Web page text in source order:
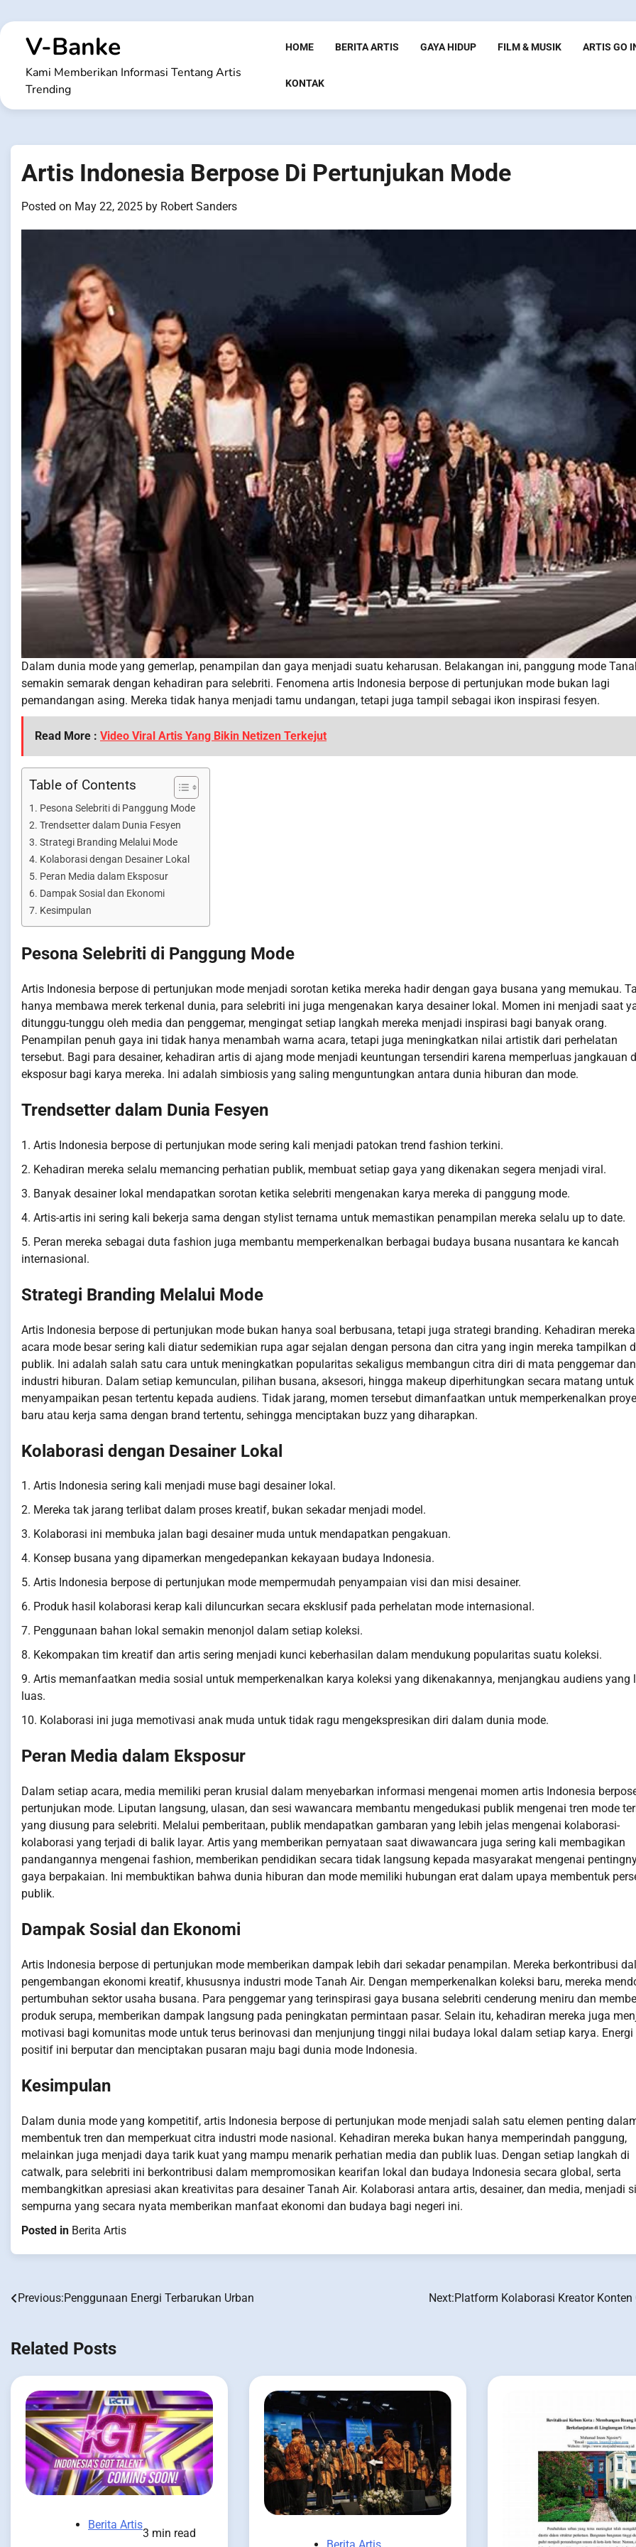
to
contentV-Banke
Kami Memberikan Informasi Tentang Artis
Trending
HOME BERITA ARTIS GAYA HIDUP FILM & MUSIK ARTIS GO
KONTAK
Artis Indonesia Berpose Di Pertunjukan Mode
Posted on May 22, 2025 by Robert Sanders
Dalam dunia mode yang gemerlap, penampilan dan gaya menjadi suatu keharusan. Belakangan ini, panggung mode
semakin semarak dengan kehadiran para selebriti. Fenomena artis Indonesia berpose di pertunjukan mode bukan lagi
pemandangan asing. Mereka tidak hanya menjadi tamu undangan, tetapi juga tampil sebagai ikon inspirasi fesyen.
Read More : Video Viral Artis Yang Bikin Netizen Terkejut
Table of Contents
Pesona Selebriti di Panggung Mode
Trendsetter dalam Dunia Fesyen
Strategi Branding Melalui Mode
Kolaborasi dengan Desainer Lokal
Peran Media dalam Eksposur
Dampak Sosial dan Ekonomi
Kesimpulan
Pesona Selebriti di Panggung Mode
Artis Indonesia berpose di pertunjukan mode menjadi sorotan ketika mereka hadir dengan gaya busana yang memukau.
hanya membawa merek terkenal dunia, para selebriti ini juga mengenakan karya desainer lokal. Momen ini menjadi saat
ditunggu-tunggu oleh media dan penggemar, mengingat setiap langkah mereka menjadi inspirasi bagi banyak orang.
Penampilan penuh gaya ini tidak hanya menambah warna acara, tetapi juga meningkatkan nilai artistik dari perhelatan
tersebut. Bagi para desainer, kehadiran artis di ajang mode menjadi keuntungan tersendiri karena memperluas jangkauan
eksposur bagi karya mereka. Ini adalah simbiosis yang saling menguntungkan antara dunia hiburan dan mode.
Trendsetter dalam Dunia Fesyen
1. Artis Indonesia berpose di pertunjukan mode sering kali menjadi patokan trend fashion terkini.
2. Kehadiran mereka selalu memancing perhatian publik, membuat setiap gaya yang dikenakan segera menjadi viral.
3. Banyak desainer lokal mendapatkan sorotan ketika selebriti mengenakan karya mereka di panggung mode.
4. Artis-artis ini sering kali bekerja sama dengan stylist ternama untuk memastikan penampilan mereka selalu up to date.
5. Peran mereka sebagai duta fashion juga membantu memperkenalkan berbagai budaya busana nusantara ke kancah
internasional.
Strategi Branding Melalui Mode
Artis Indonesia berpose di pertunjukan mode bukan hanya soal berbusana, tetapi juga strategi branding. Kehadiran
acara mode besar sering kali diatur sedemikian rupa agar sejalan dengan persona dan citra yang ingin mereka tampilkan
publik. Ini adalah salah satu cara untuk meningkatkan popularitas sekaligus membangun citra diri di mata penggemar dan
industri hiburan. Dalam setiap kemunculan, pilihan busana, aksesori, hingga makeup diperhitungkan secara matang untuk
menyampaikan pesan tertentu kepada audiens. Tidak jarang, momen tersebut dimanfaatkan untuk memperkenalkan
baru atau kerja sama dengan brand tertentu, sehingga menciptakan buzz yang diharapkan.
Kolaborasi dengan Desainer Lokal
1. Artis Indonesia sering kali menjadi muse bagi desainer lokal.
2. Mereka tak jarang terlibat dalam proses kreatif, bukan sekadar menjadi model.
3. Kolaborasi ini membuka jalan bagi desainer muda untuk mendapatkan pengakuan.
4. Konsep busana yang dipamerkan mengedepankan kekayaan budaya Indonesia.
5. Artis Indonesia berpose di pertunjukan mode mempermudah penyampaian visi dan misi desainer.
6. Produk hasil kolaborasi kerap kali diluncurkan secara eksklusif pada perhelatan mode internasional.
7. Penggunaan bahan lokal semakin menonjol dalam setiap koleksi.
8. Kekompakan tim kreatif dan artis sering menjadi kunci keberhasilan dalam mendukung popularitas suatu koleksi.
9. Artis memanfaatkan media sosial untuk memperkenalkan karya koleksi yang dikenakannya, menjangkau audiens yang
luas.
10. Kolaborasi ini juga memotivasi anak muda untuk tidak ragu mengekspresikan diri dalam dunia mode.
Peran Media dalam Eksposur
Dalam setiap acara, media memiliki peran krusial dalam menyebarkan informasi mengenai momen artis Indonesia
pertunjukan mode. Liputan langsung, ulasan, dan sesi wawancara membantu mengedukasi publik mengenai tren mode
yang diusung para selebriti. Melalui pemberitaan, publik mendapatkan gambaran yang lebih jelas mengenai kolaborasi-
kolaborasi yang terjadi di balik layar. Artis yang memberikan pernyataan saat diwawancara juga sering kali membagikan
pandangannya mengenai fashion, memberikan pendidikan secara tidak langsung kepada masyarakat mengenai
gaya berpakaian. Ini membuktikan bahwa dunia hiburan dan mode memiliki hubungan erat dalam upaya membentuk
publik.
Dampak Sosial dan Ekonomi
Artis Indonesia berpose di pertunjukan mode memberikan dampak lebih dari sekadar penampilan. Mereka berkontribusi
pengembangan ekonomi kreatif, khususnya industri mode Tanah Air. Dengan memperkenalkan koleksi baru, mereka
pertumbuhan sektor usaha busana. Para penggemar yang terinspirasi gaya busana selebriti cenderung meniru dan
produk serupa, memberikan dampak langsung pada peningkatan permintaan pasar. Selain itu, kehadiran mereka juga
motivasi bagi komunitas mode untuk terus berinovasi dan menjunjung tinggi nilai budaya lokal dalam setiap karya. Energi
positif ini berputar dan menciptakan pusaran maju bagi dunia mode Indonesia.
Kesimpulan
Dalam dunia mode yang kompetitif, artis Indonesia berpose di pertunjukan mode menjadi salah satu elemen penting
membentuk tren dan memperkuat citra industri mode nasional. Kehadiran mereka bukan hanya memperindah panggung,
melainkan juga menjadi daya tarik kuat yang mampu menarik perhatian media dan publik luas. Dengan setiap langkah di
catwalk, para selebriti ini berkontribusi dalam mempromosikan kearifan lokal dan budaya Indonesia secara global, serta
membangkitkan apresiasi akan kreativitas para desainer Tanah Air. Kolaborasi antara artis, desainer, dan media, menjadi
sempurna yang secara nyata memberikan manfaat ekonomi dan budaya bagi negeri ini.
Posted in Berita Artis
Post
Previous:Penggunaan Energi Terbarukan Urban Next:Platform Kolaborasi Kreator Konten
Related Posts
Berita Artis
3 min read